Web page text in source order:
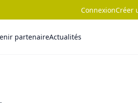
ConnexionCréer
partenaireActualités